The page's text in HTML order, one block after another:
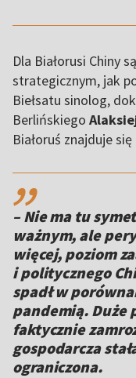
Dla Białorusi Chiny
strategicznym, jak
Biełsatu sinolog,
Berlińskiego
Białoruś znajduje
,,
– Nie ma tu
ważnym, ale
więcej, poziom
i politycznego
spadł w
pandemią.
faktycznie
gospodarcza
ograniczona.